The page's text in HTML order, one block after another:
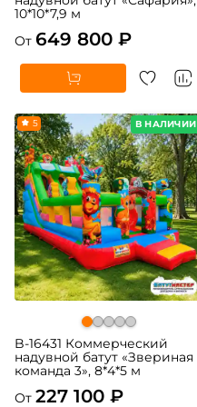
10*10*7,9 м
От 649 800 ₽
В НАЛИЧИИ
5
B-16431 Коммерческий
надувной батут «Звериная
команда 3», 8*4*5 м
От 227 100 ₽